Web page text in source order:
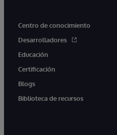
Centro de conocimiento
Desarrolladores
Educación
Certificación
Blogs
Biblioteca de recursos